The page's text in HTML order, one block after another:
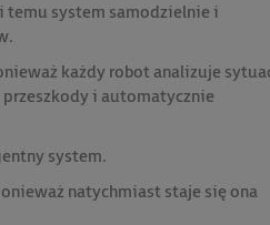
temu system samodzielnie i
każdy robot analizuje
i automatycznie
system.
natychmiast staje się ona